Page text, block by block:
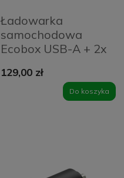
Ładowarka
samochodowa
Ecobox USB-A + 2x
Power Delivery PD
+ QC3.0 czarna
129,00 zł
Do koszyka